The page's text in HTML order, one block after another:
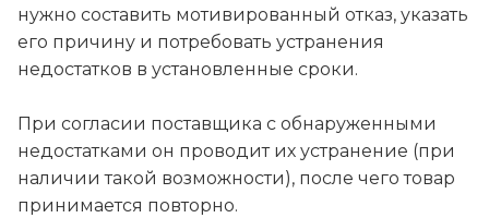
нужно составить мотивированный отказ, указать
его причину и потребовать устранения
недостатков в установленные сроки.
При согласии поставщика с обнаруженными
недостатками он проводит их устранение (при
наличии такой возможности), после чего товар
принимается повторно.